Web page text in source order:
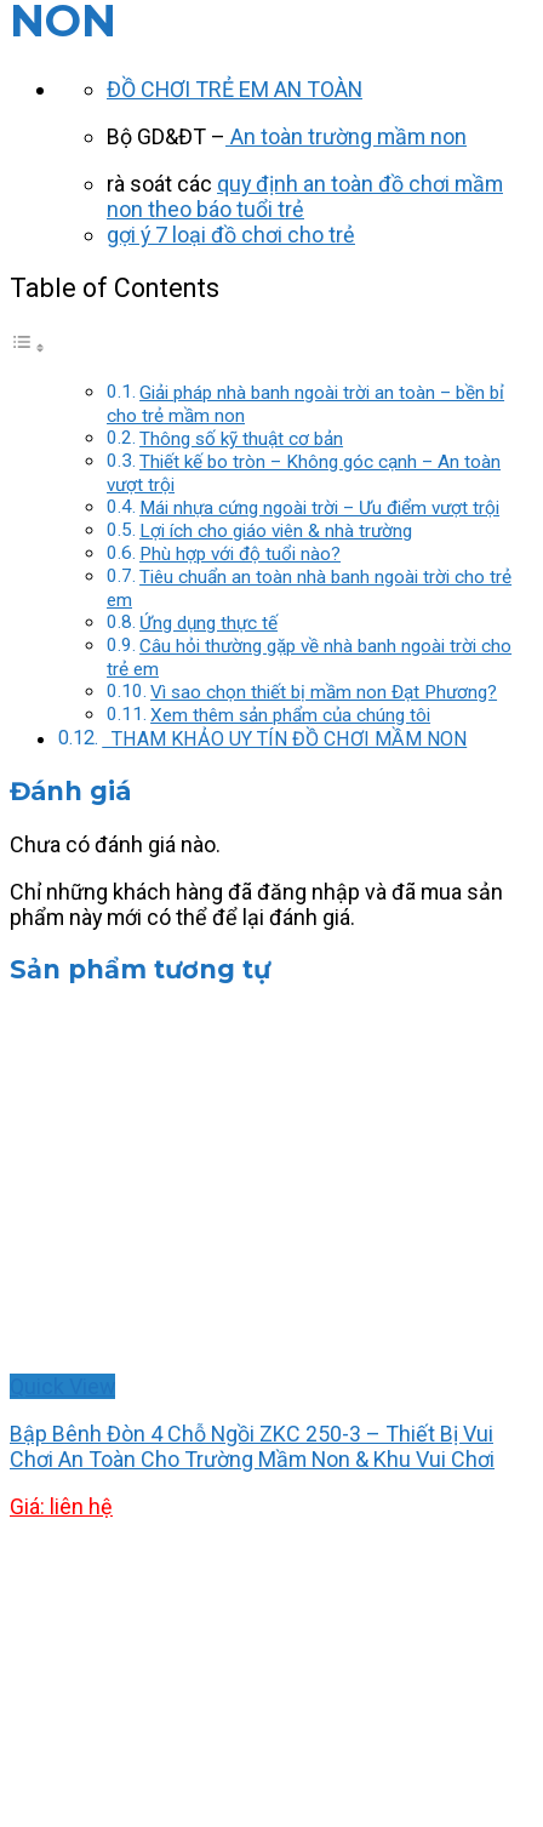
NON
ĐỒ CHƠI TRẺ EM AN TOÀN
Bộ GD&ĐT – An toàn trường mầm non
rà soát các quy định an toàn đồ chơi mầm
non theo báo tuổi trẻ
gợi ý 7 loại đồ chơi cho trẻ
Table of Contents
Giải pháp nhà banh ngoài trời an toàn – bền bỉ
cho trẻ mầm non
Thông số kỹ thuật cơ bản
Thiết kế bo tròn – Không góc cạnh – An toàn
vượt trội
Mái nhựa cứng ngoài trời – Ưu điểm vượt trội
Lợi ích cho giáo viên & nhà trường
Phù hợp với độ tuổi nào?
Tiêu chuẩn an toàn nhà banh ngoài trời cho trẻ
em
Ứng dụng thực tế
Câu hỏi thường gặp về nhà banh ngoài trời cho
trẻ em
Vì sao chọn thiết bị mầm non Đạt Phương?
Xem thêm sản phẩm của chúng tôi
THAM KHẢO UY TÍN ĐỒ CHƠI MẦM NON
Đánh giá
Chưa có đánh giá nào.
Chỉ những khách hàng đã đăng nhập và đã mua sản
phẩm này mới có thể để lại đánh giá.
Sản phẩm tương tự
Bập Bênh Đòn 4 Chỗ Ngồi ZKC 250-3 – Thiết Bị Vui
Chơi An Toàn Cho Trường Mầm Non & Khu Vui Chơi
Giá: liên hệ